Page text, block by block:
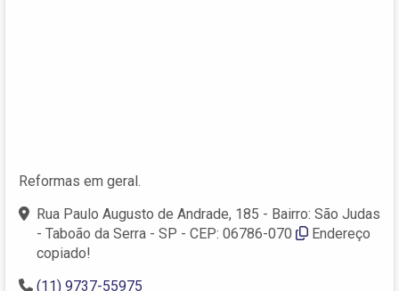
Reformas em geral.
Rua Paulo Augusto de Andrade, 185 - Bairro: São Judas
- Taboão da Serra - SP - CEP: 06786-070
Endereço
copiado!
(11) 9737-55975